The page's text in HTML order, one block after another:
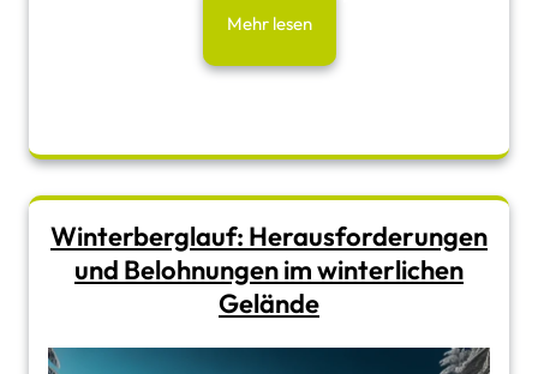
Mehr lesen
Winterberglauf: Herausforderungen
und Belohnungen im winterlichen
Gelände